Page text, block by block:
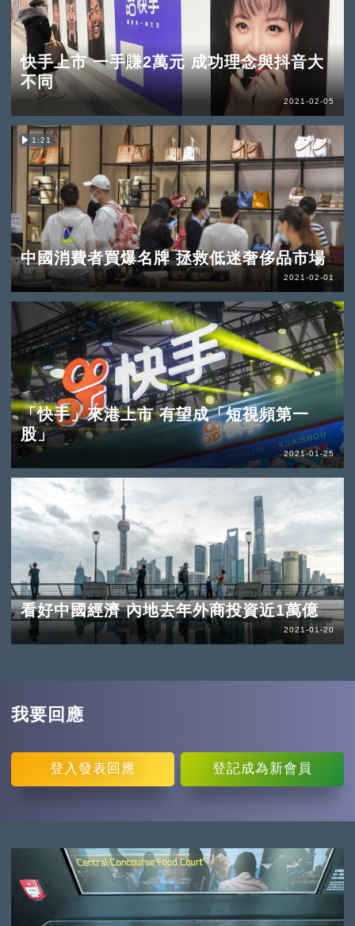
快手上市 一手賺2萬元 成功理念與抖音大
不同
2021-02-05
1:21
中國消費者買爆名牌 拯救低迷奢侈品市場
2021-02-01
「快手」來港上市 有望成「短視頻第一
股」
2021-01-25
看好中國經濟 內地去年外商投資近1萬億
2021-01-20
我要回應
登入 發表回應 登記成為新會員